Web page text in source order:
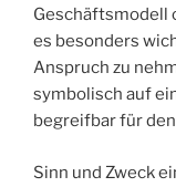
Geschäftsmodell
es besonders
Anspruch zu
symbolisch auf
begreifbar für
Sinn und Zweck